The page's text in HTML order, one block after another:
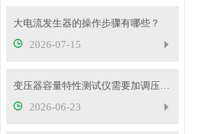
大电流发生器的操作步骤有哪些？
2026-07-15
变压器容量特性测试仪需要加调压器吗？
2026-06-23